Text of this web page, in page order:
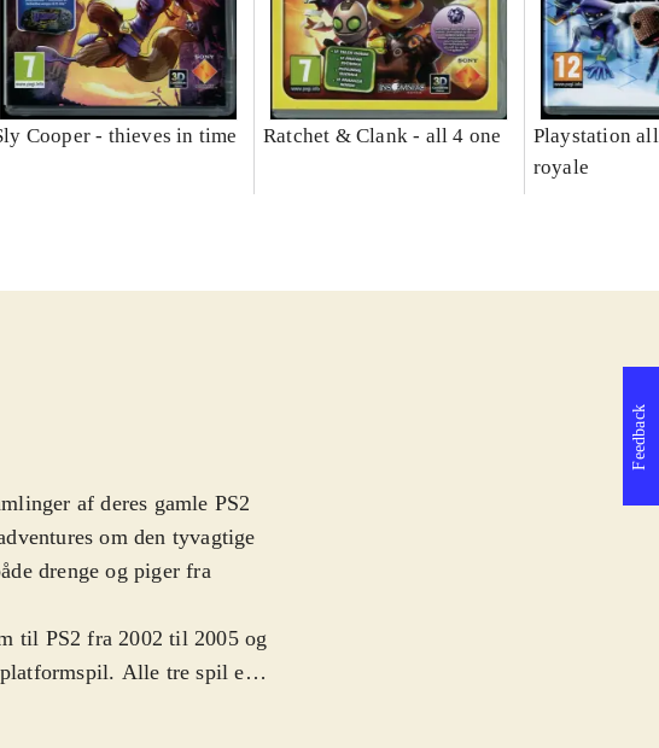
Cooper - thieves in time Ratchet & Clank - all 4 one
Playstation
royale
af deres gamle PS2
om den tyvagtige
drenge og piger fra
til PS2 fra 2002 til 2005 og
Alle tre spil er
man mestertyven Sly, en
Feedback